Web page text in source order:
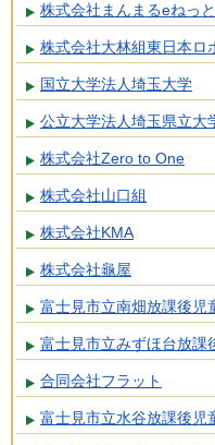
株式会社まんまるeねっと
株式会社大林組東日本ロ
国立大学法人埼玉大学
公立大学法人埼玉県立大
株式会社Zero to One
株式会社山口組
株式会社KMA
株式会社龜屋
富士見市立南畑放課後児
富士見市立みずほ台放課
合同会社フラット
富士見市立水谷放課後児